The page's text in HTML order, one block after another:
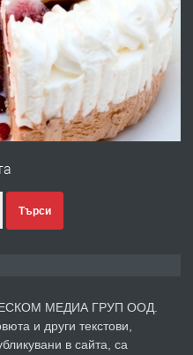
общи работници
преди 1 година
"По стъпките на Ангел
преди 1 година
Търси
ЕСКОМ МЕДИА ГРУП ООД.
и други текстови,
в сайта, са